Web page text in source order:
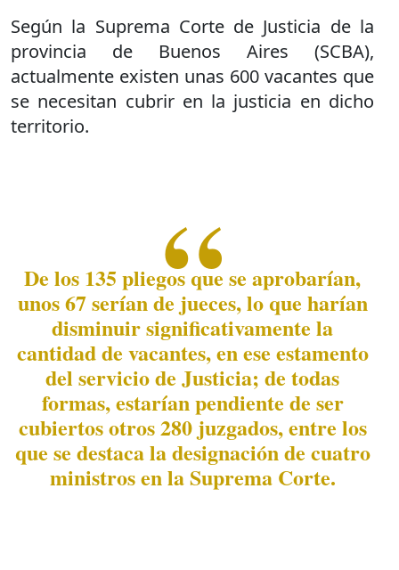
Según la Suprema Corte de Justicia de la
provincia de Buenos Aires (SCBA),
actualmente existen unas 600 vacantes que
se necesitan cubrir en la justicia en dicho
territorio.
De los 135 pliegos que se aprobarían,
unos 67 serían de jueces, lo que harían
disminuir significativamente la
cantidad de vacantes, en ese estamento
del servicio de Justicia; de todas
formas, estarían pendiente de ser
cubiertos otros 280 juzgados, entre los
que se destaca la designación de cuatro
ministros en la Suprema Corte.